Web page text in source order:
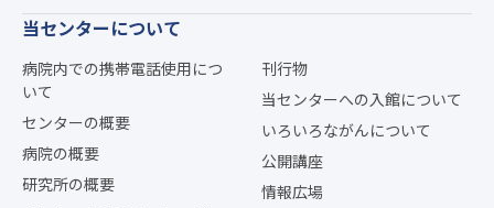
当センターについて
病院内での携帯電話使用につ
いて
センターの概要
病院の概要
研究所の概要
刊行物
当センターへの入館について
いろいろながんについて
公開講座
情報広場